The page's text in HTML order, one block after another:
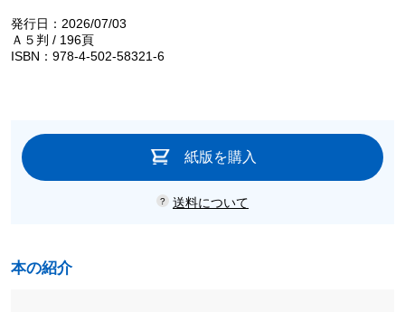
発行日：2026/07/03
Ａ５判 / 196頁
ISBN：978-4-502-58321-6
紙版を購入
送料について
本の紹介